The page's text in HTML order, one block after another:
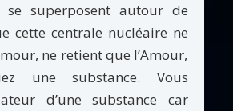
superposent autour de
cette centrale nucléaire ne
ne retient que l’Amour,
une substance. Vous
d’une substance car